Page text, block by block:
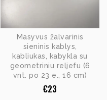
Masyvus žalvarinis
sieninis kablys,
kabliukas, kabykla su
geometriniu reljefu (6
vnt. po 23 e., 16 cm)
€23